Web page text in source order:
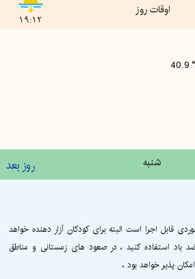
19:12
اوقات روز
روز بعد شنبه
قابل اجرا است البته برای کودکان آزار دهنده خواهد
باد استفاده کنید ، در صعود های زمستانی و مناطق
پذیر خواهد بود ،